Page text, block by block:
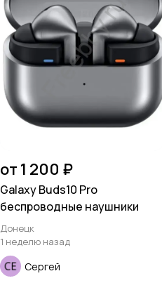
от 1 200 ₽
Galaxy Buds10 Pro
беспроводные наушники
Донецк
1 неделю назад
Сергей